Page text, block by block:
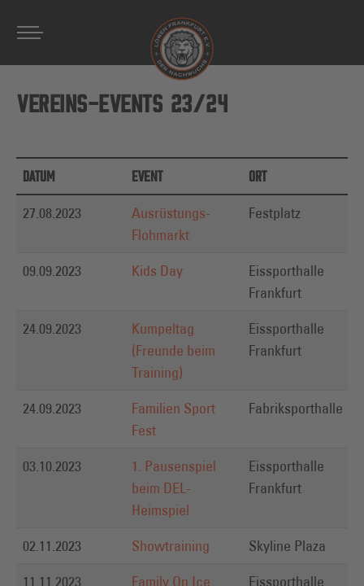
VEREINS-EVENTS 23/24
DATUM EVENT ORT
27.08.2023
Ausrüstungs-
Flohmarkt
Festplatz
09.09.2023 Kids Day
Eissporthalle
Frankfurt
24.09.2023
Kumpeltag
(Freunde beim
Training)
Eissporthalle
Frankfurt
24.09.2023
Familien Sport
Fest
Fabriksporthalle
03.10.2023
1. Pausenspiel
beim DEL-
Heimspiel
Eissporthalle
Frankfurt
02.11.2023 Showtraining Skyline Plaza
11.11.2023
Family On Ice
Eissporthalle